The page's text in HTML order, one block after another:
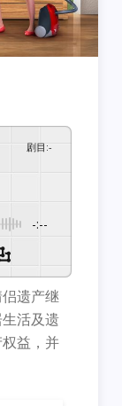
剧目 :-
-:--
遗产继
活及遗
益，并